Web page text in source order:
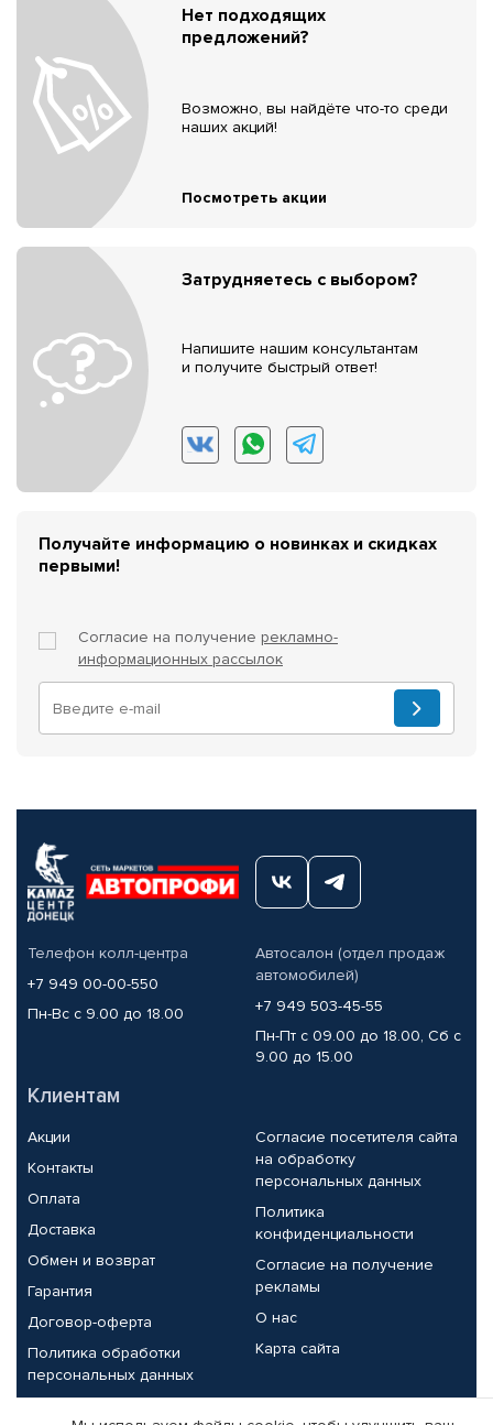
Нет подходящих
предложений?
Возможно, вы найдёте что-то среди
наших акций!
Посмотреть акции
Затрудняетесь с выбором?
Напишите нашим консультантам
и получите быстрый ответ!
Получайте информацию о новинках и скидках
первыми!
Согласие на получение рекламно-
информационных рассылок
Телефон колл-центра
+7 949 00-00-550
Пн-Вс с 9.00 до 18.00
Автосалон (отдел продаж
автомобилей)
+7 949 503-45-55
Пн-Пт с 09.00 до 18.00, Сб с
9.00 до 15.00
Клиентам
Акции
Контакты
Оплата
Доставка
Обмен и возврат
Гарантия
Договор-оферта
Политика обработки
персональных данных
Согласие посетителя сайта
на обработку
персональных данных
Политика
конфиденциальности
Согласие на получение
рекламы
О нас
Карта сайта